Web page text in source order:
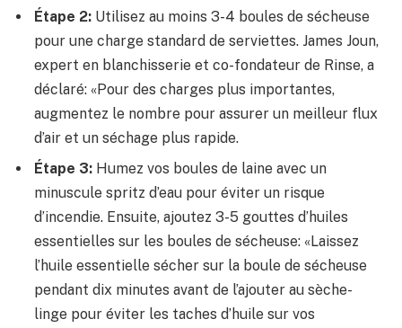
Étape 2: Utilisez au moins 3-4 boules de sécheuse
pour une charge standard de serviettes. James Joun,
expert en blanchisserie et co-fondateur de Rinse, a
déclaré: «Pour des charges plus importantes,
augmentez le nombre pour assurer un meilleur flux
d’air et un séchage plus rapide.
Étape 3: Humez vos boules de laine avec un
minuscule spritz d’eau pour éviter un risque
d’incendie. Ensuite, ajoutez 3-5 gouttes d’huiles
essentielles sur les boules de sécheuse: «Laissez
l’huile essentielle sécher sur la boule de sécheuse
pendant dix minutes avant de l’ajouter au sèche-
linge pour éviter les taches d’huile sur vos